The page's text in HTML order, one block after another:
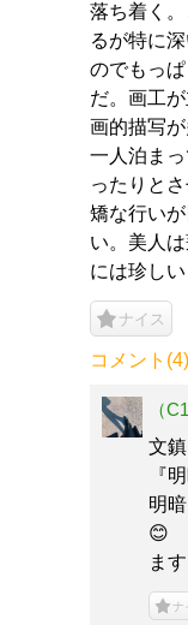
落ち着く
るが特に
のでもっ
だ。画工
画的描写
一人泊ま
ったりと
矯な行い
い。美人
には珍し
ナイス
コメント(4)
（
文
『
明
😊
ます
ナ